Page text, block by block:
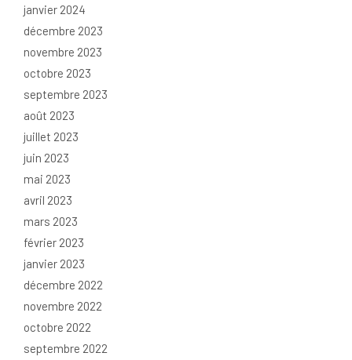
janvier 2024
décembre 2023
novembre 2023
octobre 2023
septembre 2023
août 2023
juillet 2023
juin 2023
mai 2023
avril 2023
mars 2023
février 2023
janvier 2023
décembre 2022
novembre 2022
octobre 2022
septembre 2022